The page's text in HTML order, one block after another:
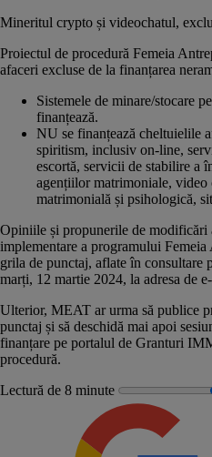
Mineritul crypto și videochatul,
Proiectul de procedură Femeia
afaceri excluse de la finanțarea
Sistemele de minare/stocare
finanțează.
NU se finanțează cheltuielile
spiritism, inclusiv on-line,
escortă, servicii de stabilire a
agențiilor matrimoniale,
matrimonială și psihologică,
Opiniile și propunerile de modificări
implementare a programului
grila de punctaj, aflate în consultare
marți, 12 martie 2024, la adresa de
Ulterior, MEAT ar urma să publice
punctaj și să deschidă mai apoi
finanțare pe portalul de Granturi
procedură.
Lectură de 8 minute